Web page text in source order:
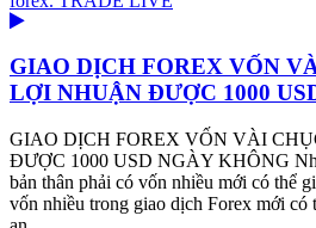
GIAO DỊCH FOREX VỐN
LỢI NHUẬN ĐƯỢC 1000
GIAO DỊCH FOREX VỐN VÀI
ĐƯỢC 1000 USD NGÀY KHÔNG
bản thân phải có vốn nhiều mới có thể
vốn nhiều trong giao dịch Forex mới có